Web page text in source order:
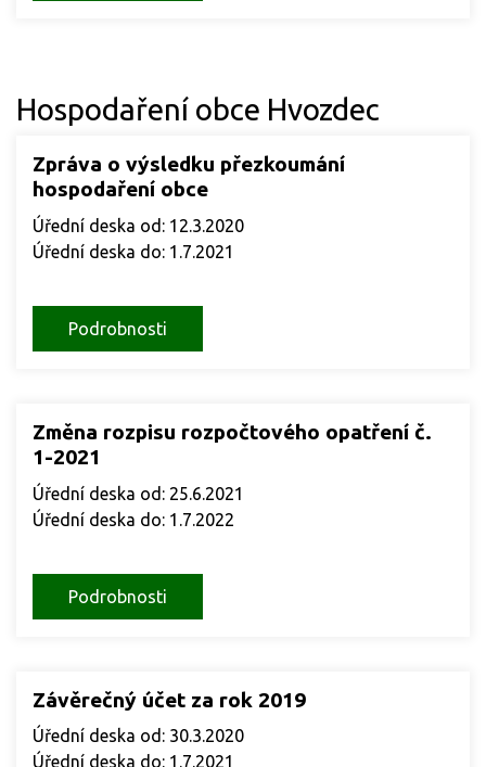
Hospodaření obce Hvozdec
Zpráva o výsledku přezkoumání
hospodaření obce
Úřední deska od: 12.3.2020
Úřední deska do: 1.7.2021
Podrobnosti
Změna rozpisu rozpočtového opatření č.
1-2021
Úřední deska od: 25.6.2021
Úřední deska do: 1.7.2022
Podrobnosti
Závěrečný účet za rok 2019
Úřední deska od: 30.3.2020
Úřední deska do: 1.7.2021